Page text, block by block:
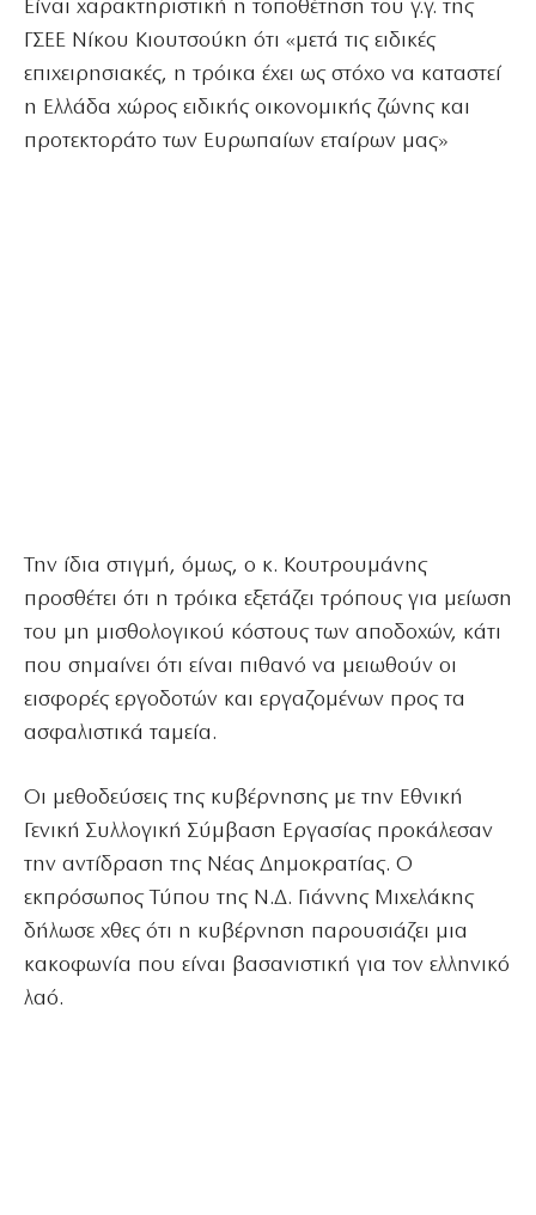
Είναι χαρακτηριστική η τοποθέτηση του γ.γ. της
ΓΣΕΕ Νίκου Κιουτσούκη ότι «μετά τις ειδικές
επιχειρησιακές, η τρόικα έχει ως στόχο να καταστεί
η Ελλάδα χώρος ειδικής οικονομικής ζώνης και
προτεκτοράτο των Ευρωπαίων εταίρων μας»
Την ίδια στιγμή, όμως, ο κ. Κουτρουμάνης
προσθέτει ότι η τρόικα εξετάζει τρόπους για μείωση
του μη μισθολογικού κόστους των αποδοχών, κάτι
που σημαίνει ότι είναι πιθανό να μειωθούν οι
εισφορές εργοδοτών και εργαζομένων προς τα
ασφαλιστικά ταμεία.
Οι μεθοδεύσεις της κυβέρνησης με την Εθνική
Γενική Συλλογική Σύμβαση Εργασίας προκάλεσαν
την αντίδραση της Νέας Δημοκρατίας. Ο
εκπρόσωπος Τύπου της Ν.Δ. Γιάννης Μιχελάκης
δήλωσε χθες ότι η κυβέρνηση παρουσιάζει μια
κακοφωνία που είναι βασανιστική για τον ελληνικό
λαό.